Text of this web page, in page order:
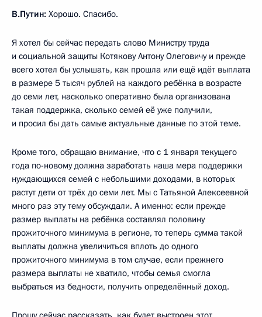
В.Путин: Хорошо. Спасибо.
Я хотел бы сейчас передать слово Министру труда
и социальной защиты Котякову Антону Олеговичу и прежде
всего хотел бы услышать, как прошла или ещё идёт выплата
в размере 5 тысяч рублей на каждого ребёнка в возрасте
до семи лет, насколько оперативно была организована
такая поддержка, сколько семей её уже получили,
и просил бы дать самые актуальные данные по этой теме.
Кроме того, обращаю внимание, что с 1 января текущего
года по-новому должна заработать наша мера поддержки
нуждающихся семей с небольшими доходами, в которых
растут дети от трёх до семи лет. Мы с Татьяной Алексеевной
много раз эту тему обсуждали. А именно: если прежде
размер выплаты на ребёнка составлял половину
прожиточного минимума в регионе, то теперь сумма такой
выплаты должна увеличиться вплоть до одного
прожиточного минимума в том случае, если прежнего
размера выплаты не хватило, чтобы семья смогла
выбраться из бедности, получить определённый доход.